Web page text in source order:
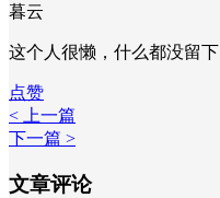
暮云
这个人很懒，什么都没留下
点赞
< 上一篇
下一篇 >
文章评论